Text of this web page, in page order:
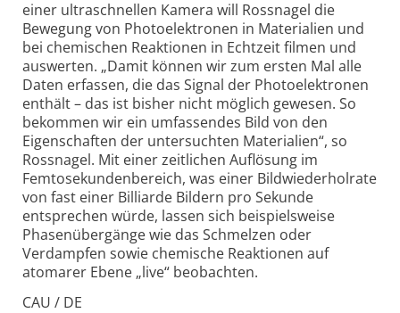
einer ultraschnellen Kamera will Rossnagel die
Bewegung von Photoelektronen in Materialien und
bei chemischen Reaktionen in Echtzeit filmen und
auswerten. „Damit können wir zum ersten Mal alle
Daten erfassen, die das Signal der Photoelektronen
enthält – das ist bisher nicht möglich gewesen. So
bekommen wir ein umfassendes Bild von den
Eigenschaften der untersuchten Materialien“, so
Rossnagel. Mit einer zeitlichen Auflösung im
Femtosekundenbereich, was einer Bildwiederholrate
von fast einer Billiarde Bildern pro Sekunde
entsprechen würde, lassen sich beispielsweise
Phasenübergänge wie das Schmelzen oder
Verdampfen sowie chemische Reaktionen auf
atomarer Ebene „live“ beobachten.
CAU / DE